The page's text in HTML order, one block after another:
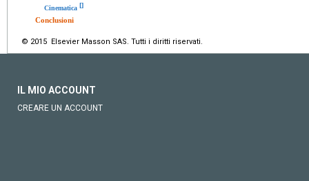
Cinematica []
Conclusioni
© 2015 Elsevier Masson SAS. Tutti i diritti riservati.
IL MIO ACCOUNT
CREARE UN ACCOUNT